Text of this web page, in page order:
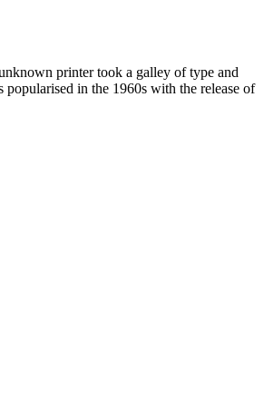
printer took a galley of type and
in the 1960s with the release of